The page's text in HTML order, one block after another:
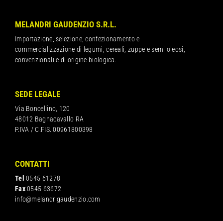
MELANDRI GAUDENZIO S.R.L.
Importazione, selezione, confezionamento e
commercializzazione di legumi, cereali, zuppe e semi oleosi,
convenzionali e di origine biologica.
SEDE LEGALE
Via Boncellino, 120
48012 Bagnacavallo RA
P.IVA / C.FIS. 00961800398
CONTATTI
Tel 0545 61278
Fax0545 63672
info@melandrigaudenzio.com